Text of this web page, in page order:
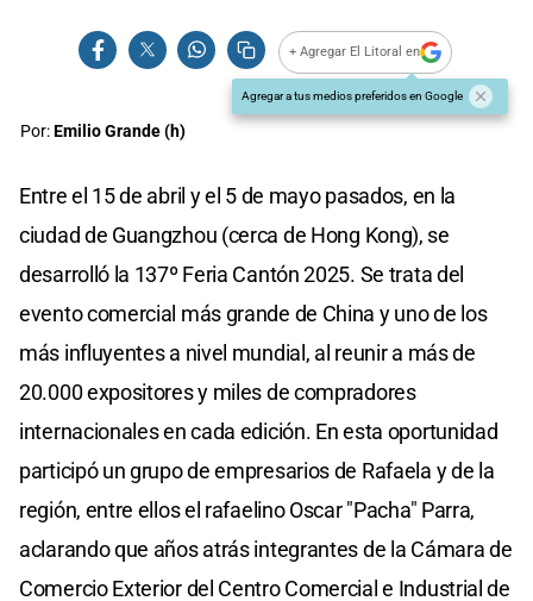
+ Agregar El Litoral en
Agregar a tus medios preferidos en Google
Por:Emilio Grande (h)
Entre el 15 de abril y el 5 de mayo pasados, en la
ciudad de Guangzhou (cerca de Hong Kong), se
desarrolló la 137º Feria Cantón 2025. Se trata del
evento comercial más grande de China y uno de los
más influyentes a nivel mundial, al reunir a más de
20.000 expositores y miles de compradores
internacionales en cada edición. En esta oportunidad
participó un grupo de empresarios de Rafaela y de la
región, entre ellos el rafaelino Oscar "Pacha" Parra,
aclarando que años atrás integrantes de la Cámara de
Comercio Exterior del Centro Comercial e Industrial de